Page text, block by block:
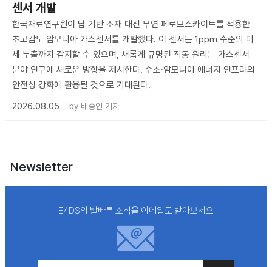
센서 개발
한국재료연구원이 납 기반 소재 대신 무연 페로브스카이트를 적용한
초고감도 암모니아 가스센서를 개발했다. 이 센서는 1ppm 수준의 미
세 누출까지 감지할 수 있으며, 새롭게 규명된 작동 원리는 가스센서
분야 연구에 새로운 방향을 제시한다. 수소·암모니아 에너지 인프라의
안전성 강화에 활용될 것으로 기대된다.
2026.08.05
by 배종인 기자
Newsletter
E4DS의 발빠른 소식을 이메일로 받아보세요